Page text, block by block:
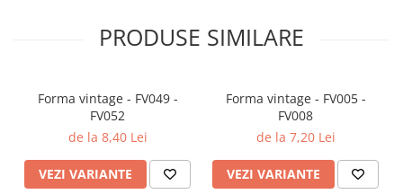
PRODUSE SIMILARE
Forma vintage - FV049 -
FV052
de la 8,40 Lei
VEZI VARIANTE
Forma vintage - FV005 -
FV008
de la 7,20 Lei
VEZI VARIANTE